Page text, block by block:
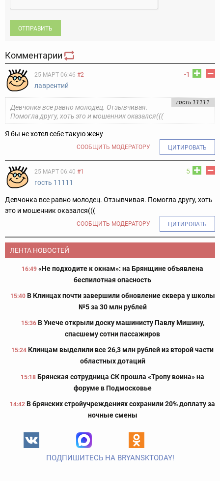
ОТПРАВИТЬ
Комментарии
-1
25 МАРТ 06:46 #2
лаврентий
гость 11111
Девчонка все равно молодец. Отзывчивая.
Помогла другу, хоть это и мошенник оказался(((
Я бы не хотел себе такую жену
СООБЩИТЬ МОДЕРАТОРУ ЦИТИРОВАТЬ
5
25 МАРТ 06:40 #1
гость 11111
Девчонка все равно молодец. Отзывчивая. Помогла другу, хоть
это и мошенник оказался(((
СООБЩИТЬ МОДЕРАТОРУ ЦИТИРОВАТЬ
ЛЕНТА НОВОСТЕЙ
16:49 «Не подходите к окнам»: на Брянщине объявлена
беспилотная опасность
15:40 В Клинцах почти завершили обновление сквера у школы
№5 за 30 млн рублей
15:36 В Унече открыли доску машинисту Павлу Мишину,
спасшему сотни пассажиров
15:24 Клинцам выделили все 26,3 млн рублей из второй части
областных дотаций
15:18 Брянская сотрудница СК прошла «Тропу воина» на
форуме в Подмосковье
14:42 В брянских стройучреждениях сохранили 20% доплату за
ночные смены
ПОДПИШИТЕСЬ НА BRYANSKTODAY!